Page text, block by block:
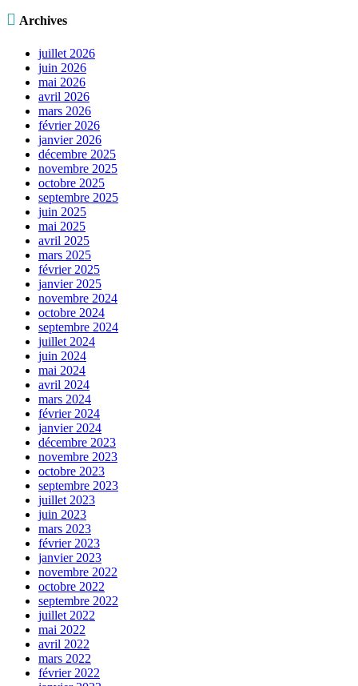
 Archives
juillet 2026
juin 2026
mai 2026
avril 2026
mars 2026
février 2026
janvier 2026
décembre 2025
novembre 2025
octobre 2025
septembre 2025
juin 2025
mai 2025
avril 2025
mars 2025
février 2025
janvier 2025
novembre 2024
octobre 2024
septembre 2024
juillet 2024
juin 2024
mai 2024
avril 2024
mars 2024
février 2024
janvier 2024
décembre 2023
novembre 2023
octobre 2023
septembre 2023
juillet 2023
juin 2023
mars 2023
février 2023
janvier 2023
novembre 2022
octobre 2022
septembre 2022
juillet 2022
mai 2022
avril 2022
mars 2022
février 2022